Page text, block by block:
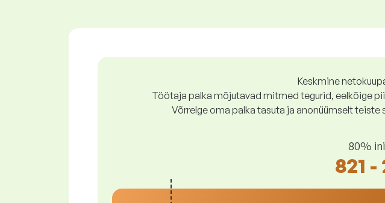
Keskmine
Töötaja palka mõjutavad mitmed tegurid, eelkõige
Võrrelge oma palka tasuta ja anonüümselt
80%
821 -